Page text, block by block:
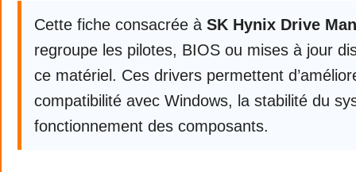
Cette fiche consacrée à SK Hynix Drive
regroupe les pilotes, BIOS ou mises à jour
ce matériel. Ces drivers permettent
compatibilité avec Windows, la stabilité du
fonctionnement des composants.